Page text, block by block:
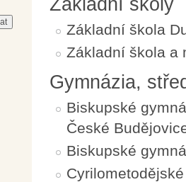
Základní školy
Základní škola
Základní škola a
Gymnázia,
Biskupské
České
Biskupské